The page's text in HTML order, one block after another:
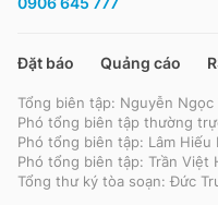
Đặt báo Quảng cáo
Tổng biên tập: Nguyễn Ngọc
Phó tổng biên tập thường
Phó tổng biên tập: Lâm Hiếu
Phó tổng biên tập: Trần Việt
Tổng thư ký tòa soạn: Đức